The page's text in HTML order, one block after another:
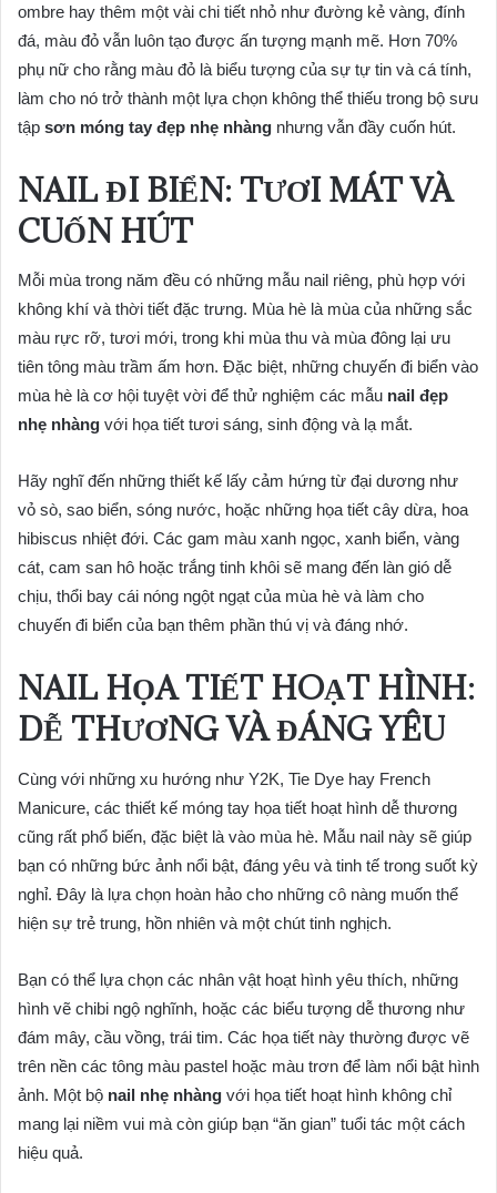
ombre hay thêm một vài chi tiết nhỏ như đường kẻ vàng, đính
đá, màu đỏ vẫn luôn tạo được ấn tượng mạnh mẽ. Hơn 70%
phụ nữ cho rằng màu đỏ là biểu tượng của sự tự tin và cá tính,
làm cho nó trở thành một lựa chọn không thể thiếu trong bộ sưu
tập sơn móng tay đẹp nhẹ nhàng nhưng vẫn đầy cuốn hút.
NAIL ĐI BIỂN: TƯƠI MÁT VÀ
CUỐN HÚT
Mỗi mùa trong năm đều có những mẫu nail riêng, phù hợp với
không khí và thời tiết đặc trưng. Mùa hè là mùa của những sắc
màu rực rỡ, tươi mới, trong khi mùa thu và mùa đông lại ưu
tiên tông màu trầm ấm hơn. Đặc biệt, những chuyến đi biển vào
mùa hè là cơ hội tuyệt vời để thử nghiệm các mẫu nail đẹp
nhẹ nhàng với họa tiết tươi sáng, sinh động và lạ mắt.
Hãy nghĩ đến những thiết kế lấy cảm hứng từ đại dương như
vỏ sò, sao biển, sóng nước, hoặc những họa tiết cây dừa, hoa
hibiscus nhiệt đới. Các gam màu xanh ngọc, xanh biển, vàng
cát, cam san hô hoặc trắng tinh khôi sẽ mang đến làn gió dễ
chịu, thổi bay cái nóng ngột ngạt của mùa hè và làm cho
chuyến đi biển của bạn thêm phần thú vị và đáng nhớ.
NAIL HỌA TIẾT HOẠT HÌNH:
DỄ THƯƠNG VÀ ĐÁNG YÊU
Cùng với những xu hướng như Y2K, Tie Dye hay French
Manicure, các thiết kế móng tay họa tiết hoạt hình dễ thương
cũng rất phổ biến, đặc biệt là vào mùa hè. Mẫu nail này sẽ giúp
bạn có những bức ảnh nổi bật, đáng yêu và tinh tế trong suốt kỳ
nghỉ. Đây là lựa chọn hoàn hảo cho những cô nàng muốn thể
hiện sự trẻ trung, hồn nhiên và một chút tinh nghịch.
Bạn có thể lựa chọn các nhân vật hoạt hình yêu thích, những
hình vẽ chibi ngộ nghĩnh, hoặc các biểu tượng dễ thương như
đám mây, cầu vồng, trái tim. Các họa tiết này thường được vẽ
trên nền các tông màu pastel hoặc màu trơn để làm nổi bật hình
ảnh. Một bộ nail nhẹ nhàng với họa tiết hoạt hình không chỉ
mang lại niềm vui mà còn giúp bạn “ăn gian” tuổi tác một cách
hiệu quả.